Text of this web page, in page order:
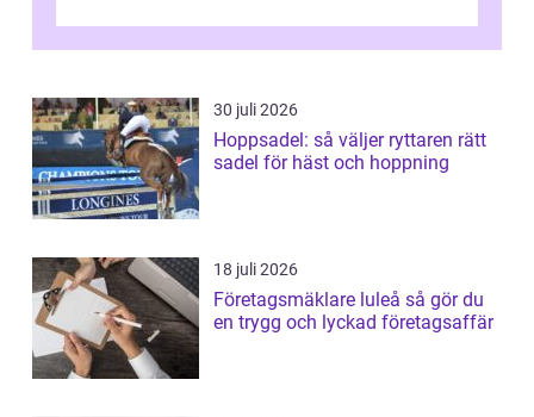
30 juli 2026
Hoppsadel: så väljer ryttaren rätt
sadel för häst och hoppning
18 juli 2026
Företagsmäklare luleå så gör du
en trygg och lyckad företagsaffär